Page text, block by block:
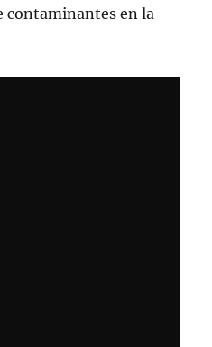
Gª
contaminantes en la